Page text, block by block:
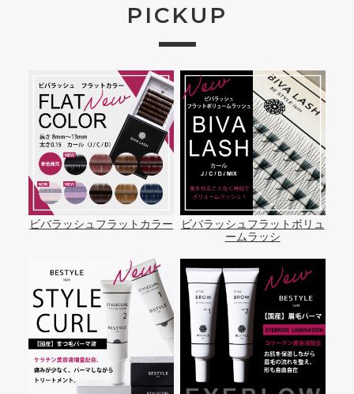
PICKUP
ビバラッシュフラットカラー
ビバラッシュフラットボリュ
ームラッシ